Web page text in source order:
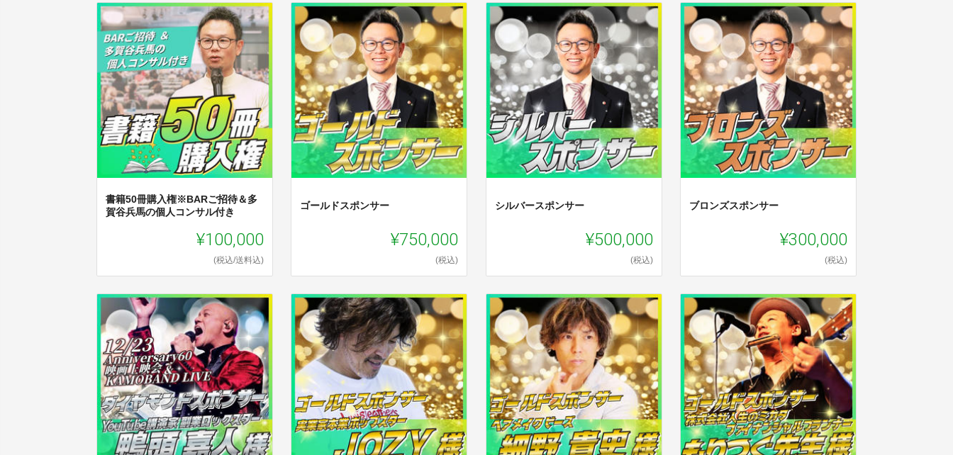
書籍50冊購入権※BARご招待＆多
賀谷兵馬の個人コンサル付き
¥100,000
(税込/送料込)
ゴールドスポンサー
¥750,000
(税込)
シルバースポンサー
¥500,000
(税込)
ブロンズスポンサー
¥300,000
(税込)